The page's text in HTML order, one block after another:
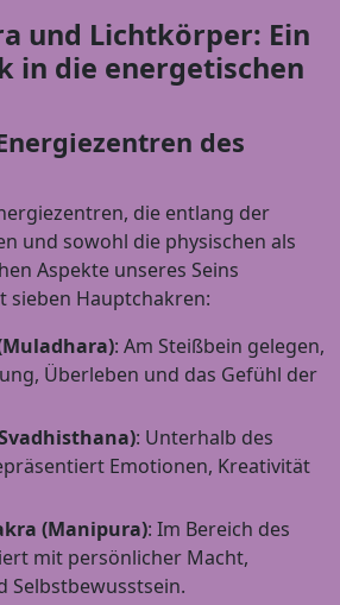
und Lichtkörper: Ein
in die energetischen
des
die entlang der
und sowohl die physischen als
Aspekte unseres Seins
sieben Hauptchakren:
: Am Steißbein gelegen,
Überleben und das Gefühl der
: Unterhalb des
Emotionen, Kreativität
(Manipura): Im Bereich des
mit persönlicher Macht,
Selbstbewusstsein.